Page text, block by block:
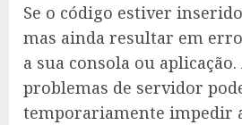
Se o código estiver
mas ainda resultar em
a sua consola ou aplicação.
problemas de servidor
temporariamente impedir